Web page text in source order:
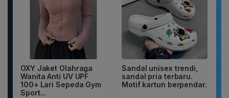
OXY Jaket Olahraga
Wanita Anti UV UPF
100+ Lari Sepeda Gym
Sport...
Sandal unisex trendi,
sandal pria terbaru.
Motif kartun berpendar.